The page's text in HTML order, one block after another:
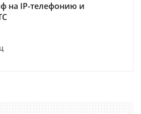
на IP-телефонию и